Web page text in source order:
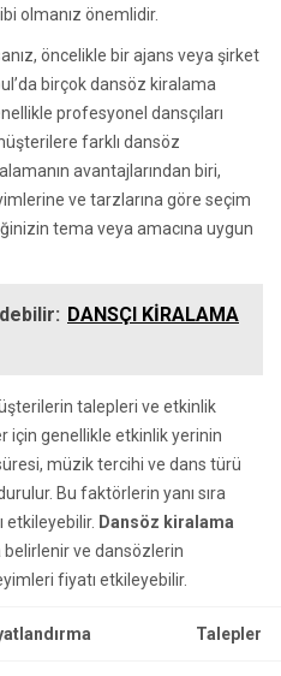
olmanız önemlidir.
öncelikle bir ajans veya şirket
birçok dansöz kiralama
profesyonel dansçıları
farklı dansöz
avantajlarından biri,
ve tarzlarına göre seçim
tema veya amacına uygun
DANSÇI KİRALAMA
talepleri ve etkinlik
için genellikle etkinlik yerinin
müzik tercihi ve dans türü
Bu faktörlerin yanı sıra
etkileyebilir. Dansöz kiralama
ve dansözlerin
fiyatı etkileyebilir.
Talepler